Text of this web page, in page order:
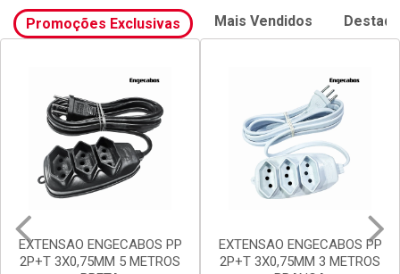
Promoções Exclusivas Mais Vendidos